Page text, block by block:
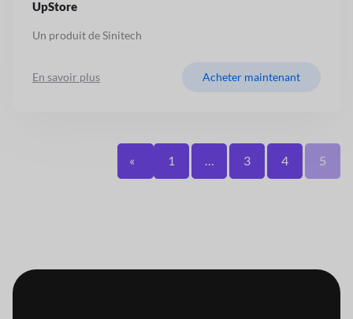
UpStore
Un produit de Sinitech
En savoir plus Acheter maintenant
« 1 … 3 4 5